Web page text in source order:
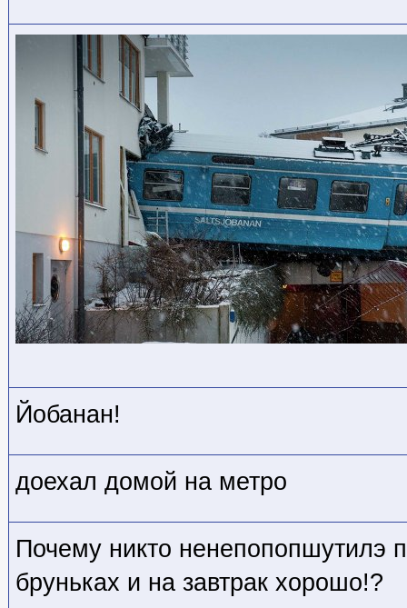
Йобанан!
доехал домой на метро
Почему никто ненепопопшутилэ
бруньках и на завтрак хорошо!?